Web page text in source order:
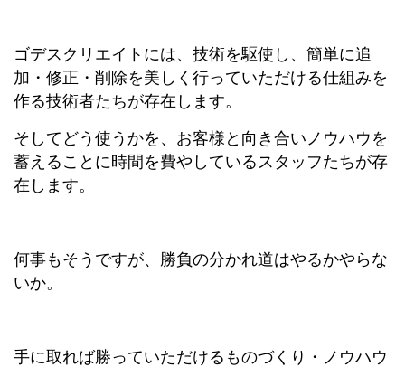
ゴデスクリエイトには、技術を駆使し、簡単に追
加・修正・削除を美しく行っていただける仕組みを
作る技術者たちが存在します。
そしてどう使うかを、お客様と向き合いノウハウを
蓄えることに時間を費やしているスタッフたちが存
在します。
何事もそうですが、勝負の分かれ道はやるかやらな
いか。
手に取れば勝っていただけるものづくり・ノウハウ